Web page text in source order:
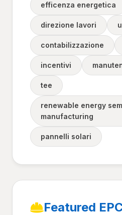
efficenza energetica
direzione lavori
contabilizzazione
incentivi
tee
renewable energy
manufacturing
pannelli solari
Featured